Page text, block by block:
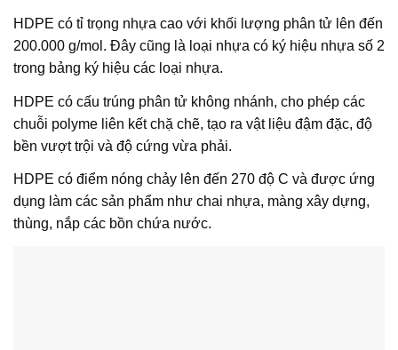
HDPE có tỉ trọng nhựa cao với khối lượng phân tử lên đến
200.000 g/mol. Đây cũng là loại nhựa có ký hiệu nhựa số 2
trong bảng ký hiệu các loại nhựa.
HDPE có cấu trúng phân tử không nhánh, cho phép các
chuỗi polyme liên kết chặ chẽ, tạo ra vật liệu đậm đặc, độ
bền vượt trội và độ cứng vừa phải.
HDPE có điểm nóng chảy lên đến 270 độ C và được ứng
dụng làm các sản phẩm như chai nhựa, màng xây dựng,
thùng, nắp các bồn chứa nước.